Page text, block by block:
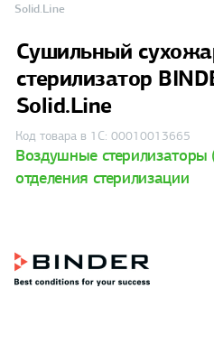
Solid.Line
Сушильный
стерилизатор
Solid.Line
Код товара в 1С: 00010013665
Воздушные
отделения стерилизации